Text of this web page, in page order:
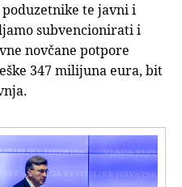
te javni i
subvencionirati i
novčane potpore
347 milijuna eura, bit